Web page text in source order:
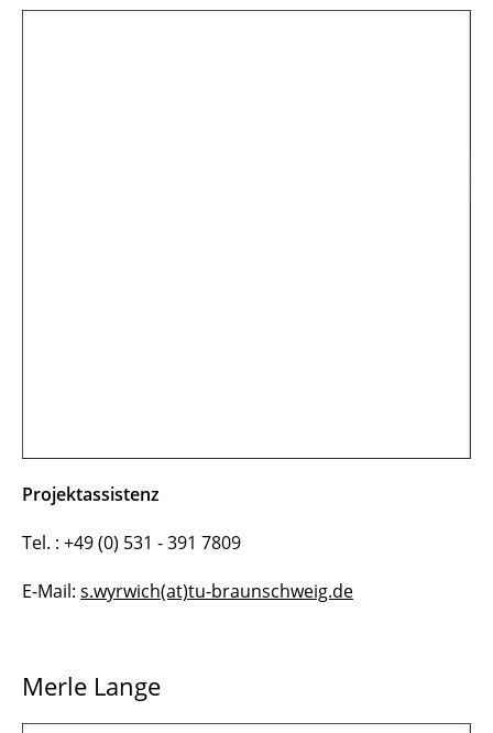
Projektassistenz
Tel. : +49 (0) 531 - 391 7809
E-Mail: s.wyrwich(at)tu-braunschweig.de
Merle Lange